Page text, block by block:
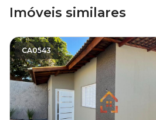
Imóveis similares
CA0543